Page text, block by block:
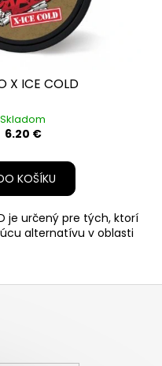
X ICE COLD
Skladom
6.20 €
KOŠÍKU
je určený pre tých, ktorí
alternatívu v oblasti